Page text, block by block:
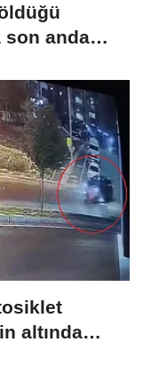
son anda
altında